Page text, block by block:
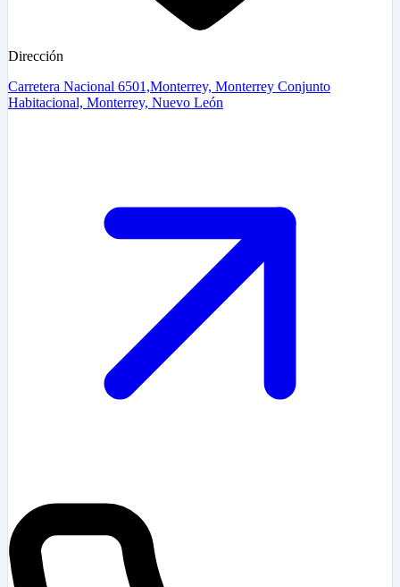
Dirección
Carretera Nacional 6501,Monterrey, Monterrey Conjunto
Habitacional, Monterrey, Nuevo León